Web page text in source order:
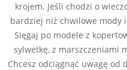
krojem. Jeśli chodzi o
bardziej niż chwilowe mody
Sięgaj po modele z
sylwetkę, z marszczeniami
Chcesz odciągnąć uwagę od